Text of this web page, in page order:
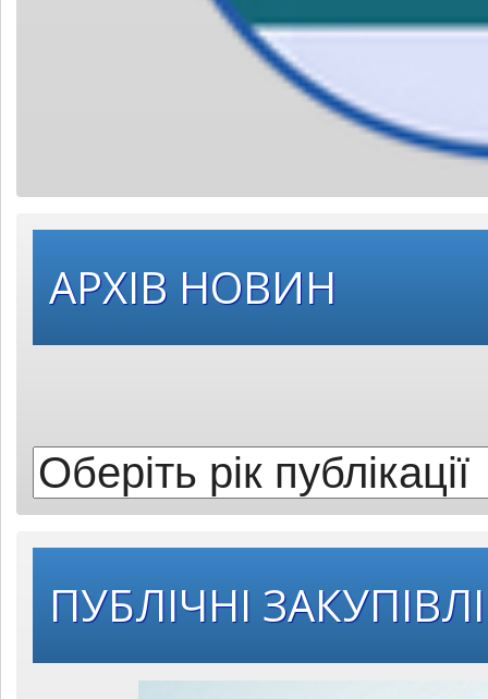
АРХІВ НОВИН
Оберіть
рік
публікації:
ПУБЛІЧНІ ЗАКУПІВЛІ